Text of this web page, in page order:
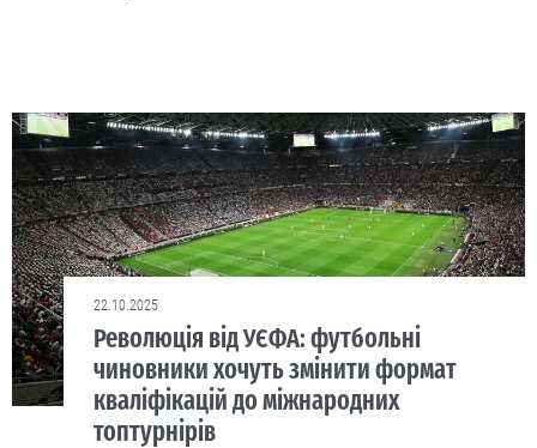
22.10.2025
Революція від УЄФА: футбольні
чиновники хочуть змінити формат
кваліфікацій до міжнародних
топтурнірів